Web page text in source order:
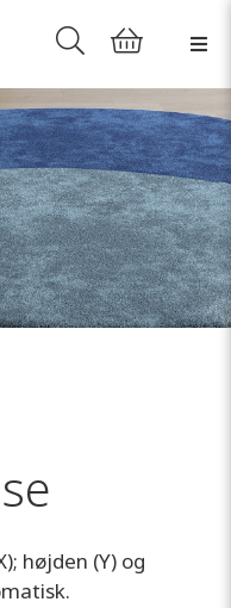
højden (Y) og